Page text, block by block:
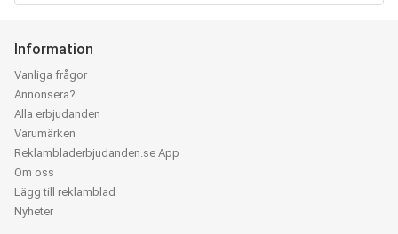
Information
Vanliga frågor
Annonsera?
Alla erbjudanden
Varumärken
Reklambladerbjudanden.se App
Om oss
Lägg till reklamblad
Nyheter